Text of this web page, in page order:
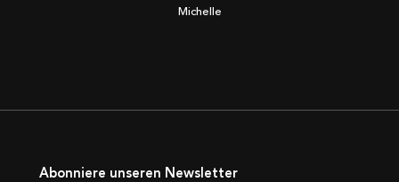
Michelle
Abonniere unseren Newsletter